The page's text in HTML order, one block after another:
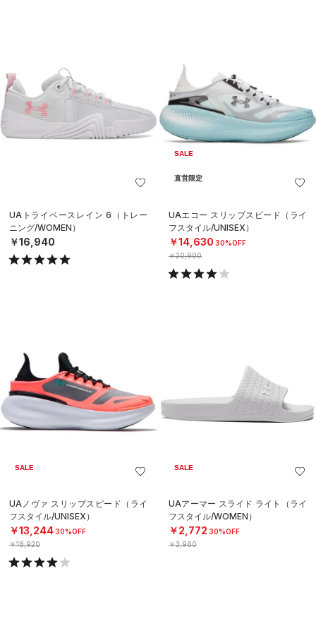
UAトライベースレイン 6（トレー
ニング/WOMEN）
￥16,940
SALE
直営限定
UAエコー スリップスピード（ライ
フスタイル/UNISEX）
￥14,630 30%OFF
￥20,900
SALE
UAノヴァ スリップスピード（ライ
フスタイル/UNISEX）
￥13,24430%OFF
￥18,920
SALE
UAアーマー スライド ライト（ライ
フスタイル/WOMEN）
￥2,772 30%OFF
￥3,960